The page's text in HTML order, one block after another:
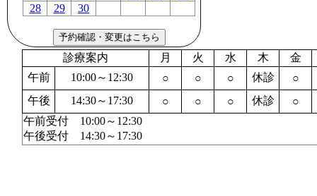
28
29 30
診療案内 月 火 水 木
金
午前
10:00～12:30 ○ ○ ○ 休診
○
午後
14:30～17:30 ○ ○ ○ 休診
○
午前受付 10:00～12:30
午後受付 14:30～17:30